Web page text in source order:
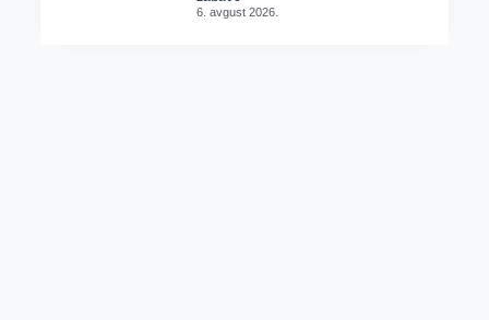
6. avgust 2026.